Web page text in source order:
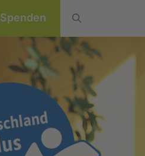
Spenden